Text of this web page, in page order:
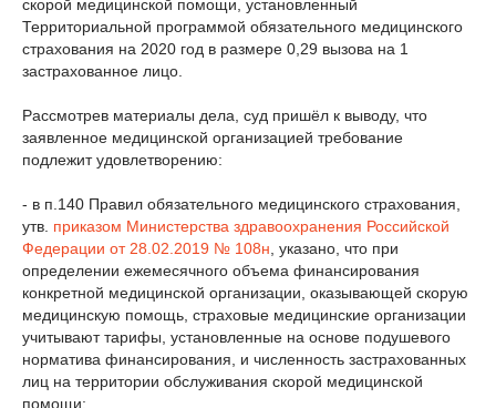
скорой медицинской помощи, установленный
Территориальной программой обязательного медицинского
страхования на 2020 год в размере 0,29 вызова на 1
застрахованное лицо.
Рассмотрев материалы дела, суд пришёл к выводу, что
заявленное медицинской организацией требование
подлежит удовлетворению:
- в п.140 Правил обязательного медицинского страхования,
утв. приказом Министерства здравоохранения Российской
Федерации от 28.02.2019 № 108н , указано, что при
определении ежемесячного объема финансирования
конкретной медицинской организации, оказывающей скорую
медицинскую помощь, страховые медицинские организации
учитывают тарифы, установленные на основе подушевого
норматива финансирования, и численность застрахованных
лиц на территории обслуживания скорой медицинской
помощи;